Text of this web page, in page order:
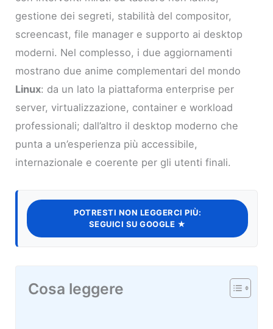
gestione dei segreti, stabilità del compositor,
screencast, file manager e supporto ai desktop
moderni. Nel complesso, i due aggiornamenti
mostrano due anime complementari del mondo
Linux: da un lato la piattaforma enterprise per
server, virtualizzazione, container e workload
professionali; dall’altro il desktop moderno che
punta a un’esperienza più accessibile,
internazionale e coerente per gli utenti finali.
POTRESTI NON LEGGERCI PIÙ:
SEGUICI SU GOOGLE ★
Cosa leggere